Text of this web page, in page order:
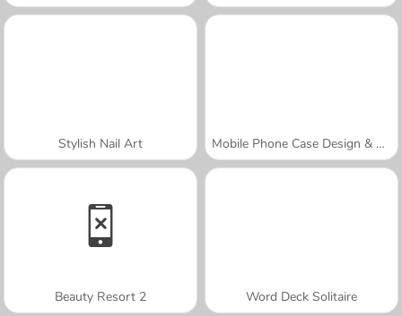
Stylish Nail Art Mobile Phone Case Design & DIY
Beauty Resort 2 Word Deck Solitaire